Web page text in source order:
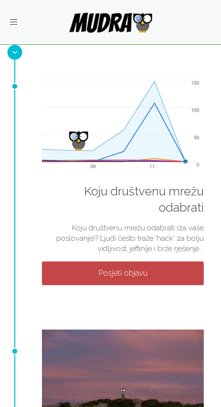
Toggle
Koju društvenu mrežu
odabrati
Koju društvenu mrežu odabrati (za vaše
poslovanje)? Ljudi često traže 'hack' za bolju
vidljivost, jeftinije i brže rješenje...
Posjeti objavu